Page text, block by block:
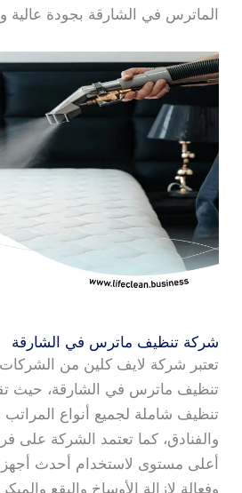
الماترس في الشارقة بجودة عالية
شركة تنظيف ماترس في الشارقة
تعتبر شركة لايف كلين من
تنظيف ماترس في الشارقة، حيث
تنظيف شاملة لجميع أنواع
والفنادق، كما تعتمد الشركة على
أعلى مستوى لاستخدام أحدث
وفعالة لإزالة الأوساخ والبقع